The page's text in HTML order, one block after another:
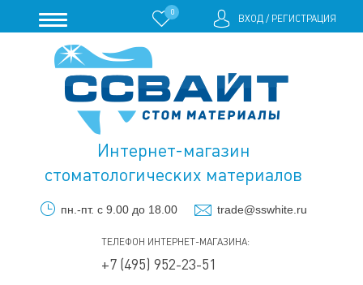
0
ВХОД/ РЕГИСТРАЦИЯ
Интернет-магазин
стоматологических материалов
пн.-пт. с 9.00 до 18.00 trade@sswhite.ru
ТЕЛЕФОН ИНТЕРНЕТ-МАГАЗИНА:
+7 (495) 952-23-51